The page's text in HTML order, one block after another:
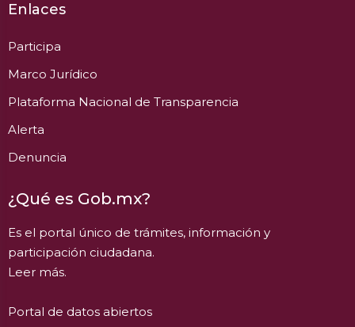
Enlaces
Participa
Marco Jurídico
Plataforma Nacional de Transparencia
Alerta
Denuncia
¿Qué es Gob.mx?
Es el portal único de trámites, información y
participación ciudadana.
Leer más.
Portal de datos abiertos